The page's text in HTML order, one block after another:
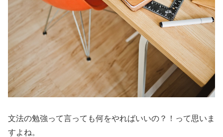
文法の勉強って言っても何をやればいいの？！って思いま
すよね。